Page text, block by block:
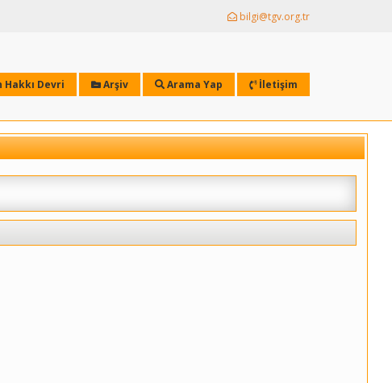
bilgi@tgv.org.tr
Hakkı Devri Arşiv Arama Yap İletişim